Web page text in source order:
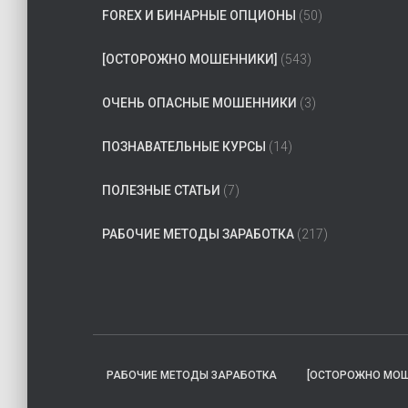
FOREX И БИНАРНЫЕ ОПЦИОНЫ (50)
[ОСТОРОЖНО МОШЕННИКИ] (543)
ОЧЕНЬ ОПАСНЫЕ МОШЕННИКИ (3)
ПОЗНАВАТЕЛЬНЫЕ КУРСЫ (14)
ПОЛЕЗНЫЕ СТАТЬИ (7)
РАБОЧИЕ МЕТОДЫ ЗАРАБОТКА (217)
РАБОЧИЕ МЕТОДЫ ЗАРАБОТКА [ОСТОРОЖНО